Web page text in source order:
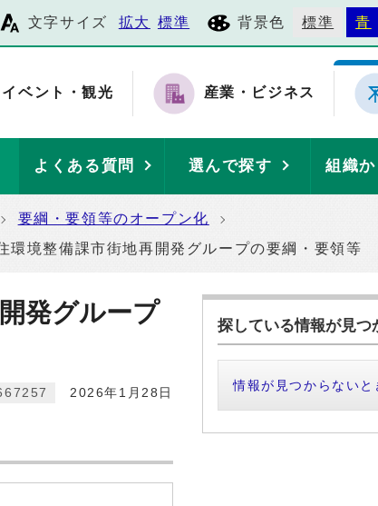
文字サイズ 拡大 標準 背景色 標準 青
イベント・観光 産業・ビジネス
よくある質問 選んで探す 組織
要綱・要領等のオープン化
環境整備課市街地再開発グループの要綱・要領等
発グループ
2026年1月28日
探している情報が見つ
情報が見つからないと